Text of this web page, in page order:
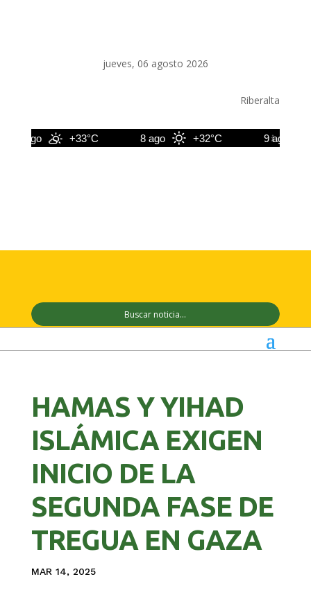
jueves, 06 agosto 2026
Riberalta
+33°C 8 ago +32°C 9 ago
HAMAS Y YIHAD
ISLÁMICA EXIGEN
INICIO DE LA
SEGUNDA FASE DE
TREGUA EN GAZA
MAR 14, 2025